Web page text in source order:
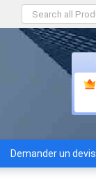
Demander un devis